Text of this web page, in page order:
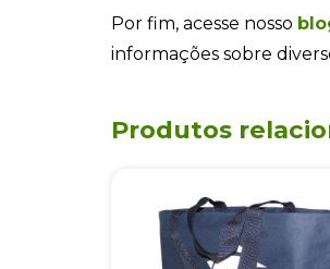
Por fim, acesse nosso
informações sobre
Produtos